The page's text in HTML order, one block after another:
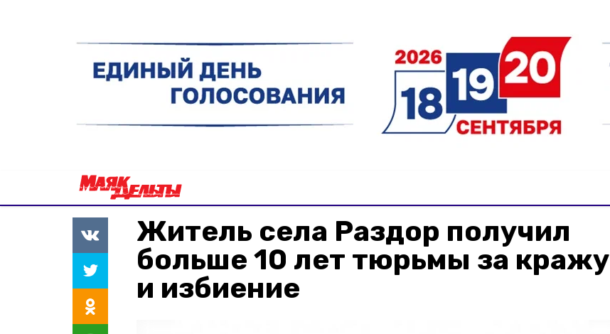
Житель села Раздор получил
больше 10 лет тюрьмы за кражу
и избиение